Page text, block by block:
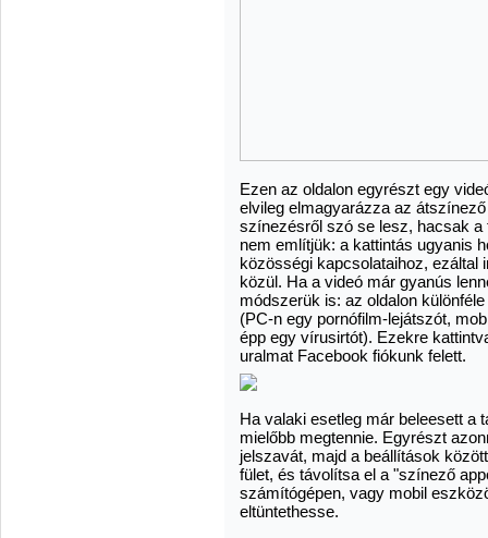
Ezen az oldalon egyrészt egy
elvileg elmagyarázza az
színezésről szó se lesz, hacsak a
nem említjük: a kattintás ugyanis
közösségi kapcsolataihoz, ezáltal
közül. Ha a videó már gyanús
módszerük is: az oldalon
(PC-n egy pornófilm-lejátszót,
épp egy vírusirtót). Ezekre
uralmat Facebook fiókunk felett.
Ha valaki esetleg már beleesett a
mielőbb megtennie. Egyrészt
jelszavát, majd a beállítások
fület, és távolítsa el a "színező
számítógépen, vagy mobil
eltüntethesse.